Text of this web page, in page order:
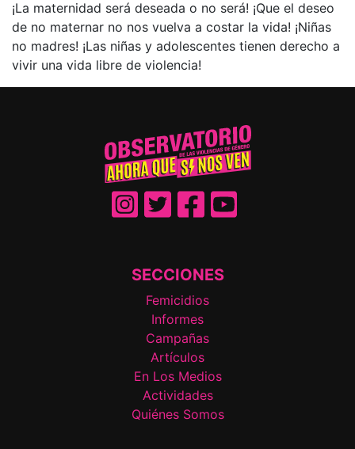
¡La maternidad será deseada o no será! ¡Que el deseo
de no maternar no nos vuelva a costar la vida! ¡Niñas
no madres! ¡Las niñas y adolescentes tienen derecho a
vivir una vida libre de violencia!
SECCIONES
Femicidios
Informes
Campañas
Artículos
En Los Medios
Actividades
Quiénes Somos